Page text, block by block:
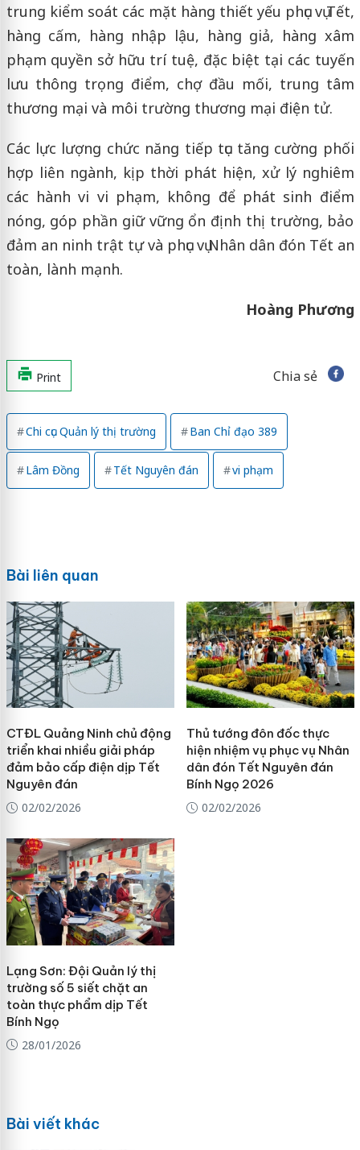
trung kiểm soát các mặt hàng thiết yếu phục vụ Tết,
hàng cấm, hàng nhập lậu, hàng giả, hàng xâm
phạm quyền sở hữu trí tuệ, đặc biệt tại các tuyến
lưu thông trọng điểm, chợ đầu mối, trung tâm
thương mại và môi trường thương mại điện tử.
Các lực lượng chức năng tiếp tục tăng cường phối
hợp liên ngành, kịp thời phát hiện, xử lý nghiêm
các hành vi vi phạm, không để phát sinh điểm
nóng, góp phần giữ vững ổn định thị trường, bảo
đảm an ninh trật tự và phục vụ Nhân dân đón Tết an
toàn, lành mạnh.
Hoàng Phương
Print Chia sẻ
Chi cục Quản lý thị trường Ban Chỉ đạo 389
Lâm Đồng Tết Nguyên đán vi phạm
Bài liên quan
CTĐL Quảng Ninh chủ động
triển khai nhiều giải pháp
đảm bảo cấp điện dịp Tết
Nguyên đán
02/02/2026
Thủ tướng đôn đốc thực
hiện nhiệm vụ phục vụ Nhân
dân đón Tết Nguyên đán
Bính Ngọ 2026
02/02/2026
Lạng Sơn: Đội Quản lý thị
trường số 5 siết chặt an
toàn thực phẩm dịp Tết
Bính Ngọ
28/01/2026
Bài viết khác